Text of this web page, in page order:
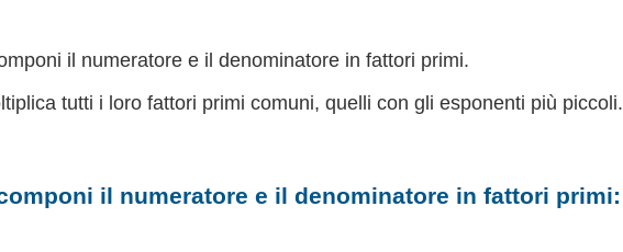
il numeratore e il denominatore in fattori primi.
tutti i loro fattori primi comuni, quelli con gli esponenti più piccoli.
il numeratore e il denominatore in fattori primi: